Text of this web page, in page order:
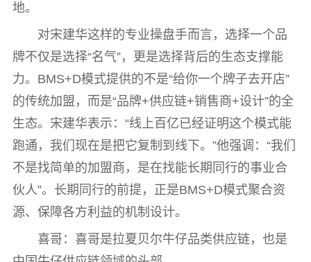
地。
对宋建华这样的专业操盘手而言，选择一个品
牌不仅是选择“名气”，更是选择背后的生态支撑能
力。BMS+D模式提供的不是“给你一个牌子去开店”
的传统加盟，而是“品牌+供应链+销售商+设计”的全
生态。宋建华表示：“线上百亿已经证明这个模式能
跑通，我们现在是把它复制到线下。”他强调：“我们
不是找简单的加盟商，是在找能长期同行的事业合
伙人”。长期同行的前提，正是BMS+D模式聚合资
源、保障各方利益的机制设计。
喜哥：喜哥是拉夏贝尔牛仔品类供应链，也是